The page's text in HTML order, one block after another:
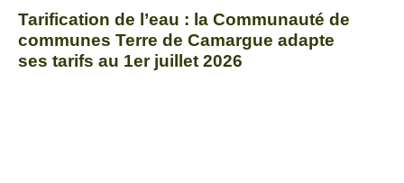
Tarification de l’eau : la Communauté de
communes Terre de Camargue adapte
ses tarifs au 1er juillet 2026